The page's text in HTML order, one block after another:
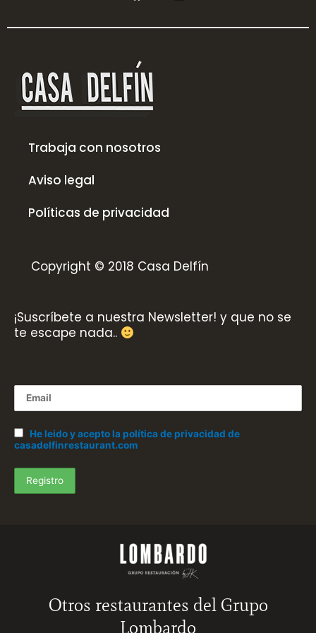
e
o
o
k
t
Trabaja con nosotros
Aviso legal
Políticas de privacidad
Copyright © 2018 Casa Delfín
¡Suscríbete a nuestra Newsletter! y que no se
te escape nada..
He leido y acepto la política de privacidad de
casadelfinrestaurant.com
Otros restaurantes del Grupo
Lombardo